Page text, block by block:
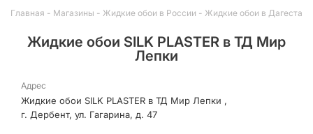
Главная - Магазины - Жидкие обои в России - Жидкие обои в Дагестане
Жидкие обои SILK PLASTER в ТД Мир
Лепки
Адрес
Жидкие обои SILK PLASTER в ТД Мир Лепки ,
г. Дербент, ул. Гагарина, д. 47